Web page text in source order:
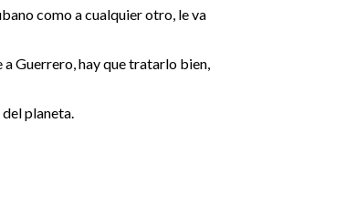
como a cualquier otro, le va
Guerrero, hay que tratarlo bien,
planeta.